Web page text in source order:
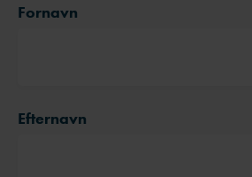
Fornavn
Efternavn